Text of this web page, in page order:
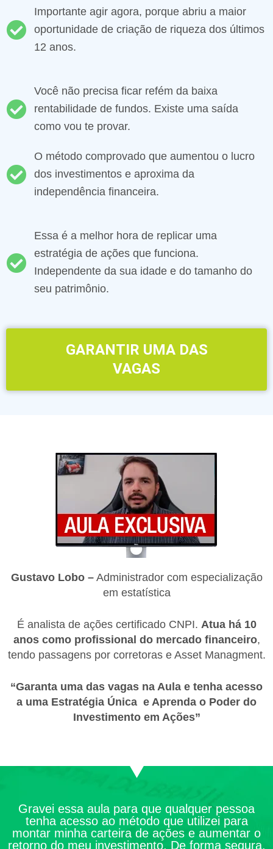
Importante agir agora, porque abriu a maior
oportunidade de criação de riqueza dos últimos
12 anos.
Você não precisa ficar refém da baixa
rentabilidade de fundos. Existe uma saída
como vou te provar.
O método comprovado que aumentou o lucro
dos investimentos e aproxima da
independência financeira.
Essa é a melhor hora de replicar uma
estratégia de ações que funciona.
Independente da sua idade e do tamanho do
seu patrimônio.
GARANTIR UMA DAS
VAGAS
Gustavo Lobo –Administrador com especialização
em estatística
É analista de ações certificado CNPI. Atua há 10
anos como profissional do mercado financeiro,
tendo passagens por corretoras e Asset Managment.
“Garanta uma das vagas na Aula e tenha acesso
a uma Estratégia Única e Aprenda o Poder do
Investimento em Ações”
Gravei essa aula para que qualquer pessoa
tenha acesso ao método que utilizei para
montar minha carteira de ações e aumentar o
retorno do meu investimento. De forma segura,